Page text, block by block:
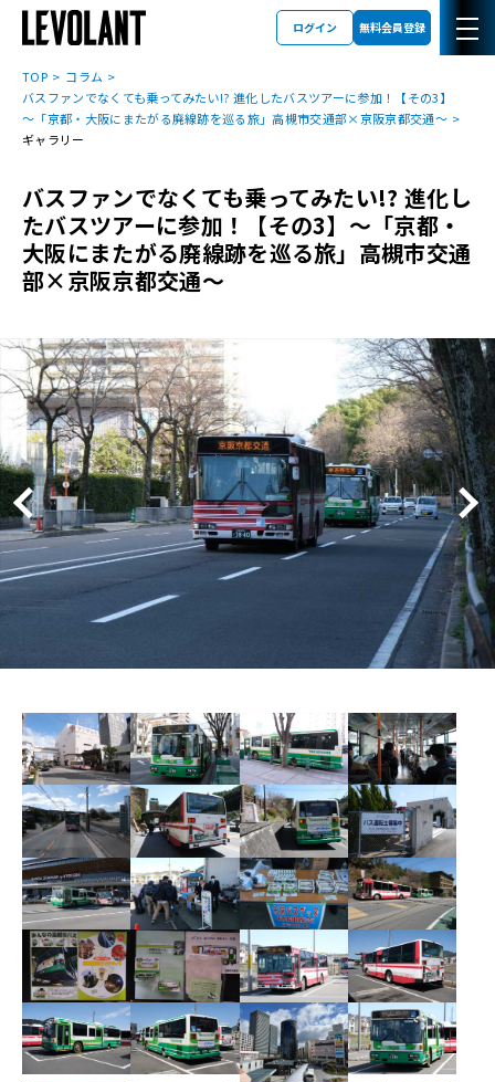
ログイン 無料会員登録
TOP
コラム
バスファンでなくても乗ってみたい!? 進化したバスツアーに参加！【その3】
～「京都・大阪にまたがる廃線跡を巡る旅」高槻市交通部×京阪京都交通～
ギャラリー
バスファンでなくても乗ってみたい!? 進化し
たバスツアーに参加！【その3】～「京都・
大阪にまたがる廃線跡を巡る旅」高槻市交通
部×京阪京都交通～